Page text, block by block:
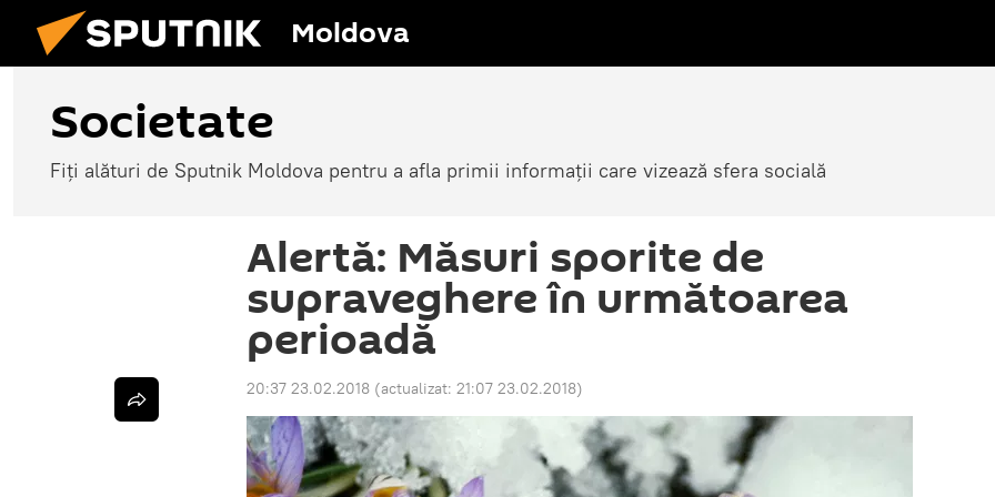
Moldova
Societate
Fiți alături de Sputnik Moldova pentru a afla primii informații care vizează sfera socială
Alertă: Măsuri sporite de
supraveghere în următoarea
perioadă
20:37 23.02.2018 (actualizat: 21:07 23.02.2018)